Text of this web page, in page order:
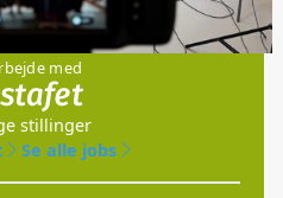
med
stillinger
Se alle jobs